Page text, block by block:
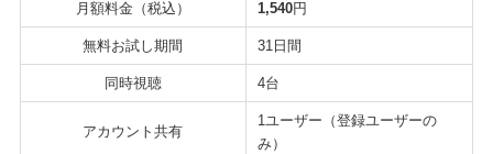
月額料金（税込） 1,540円
無料お試し期間 31日間
同時視聴 4台
アカウント共有
1ユーザー（登録ユーザーの
み）